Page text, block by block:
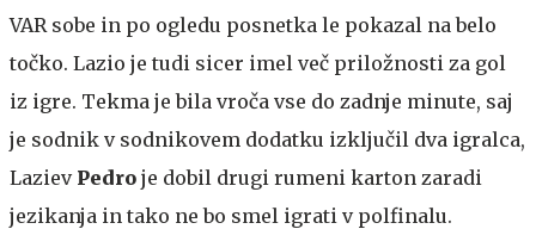
VAR sobe in po ogledu posnetka le pokazal na belo
točko. Lazio je tudi sicer imel več priložnosti za gol
iz igre. Tekma je bila vroča vse do zadnje minute, saj
je sodnik v sodnikovem dodatku izključil dva igralca,
Laziev Pedro je dobil drugi rumeni karton zaradi
jezikanja in tako ne bo smel igrati v polfinalu.